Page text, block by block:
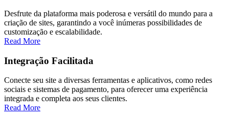
Desfrute da plataforma mais poderosa e versátil do mundo para a
criação de sites, garantindo a você inúmeras possibilidades de
customização e escalabilidade.
Read More
Integração Facilitada
Conecte seu site a diversas ferramentas e aplicativos, como redes
sociais e sistemas de pagamento, para oferecer uma experiência
integrada e completa aos seus clientes.
Read More